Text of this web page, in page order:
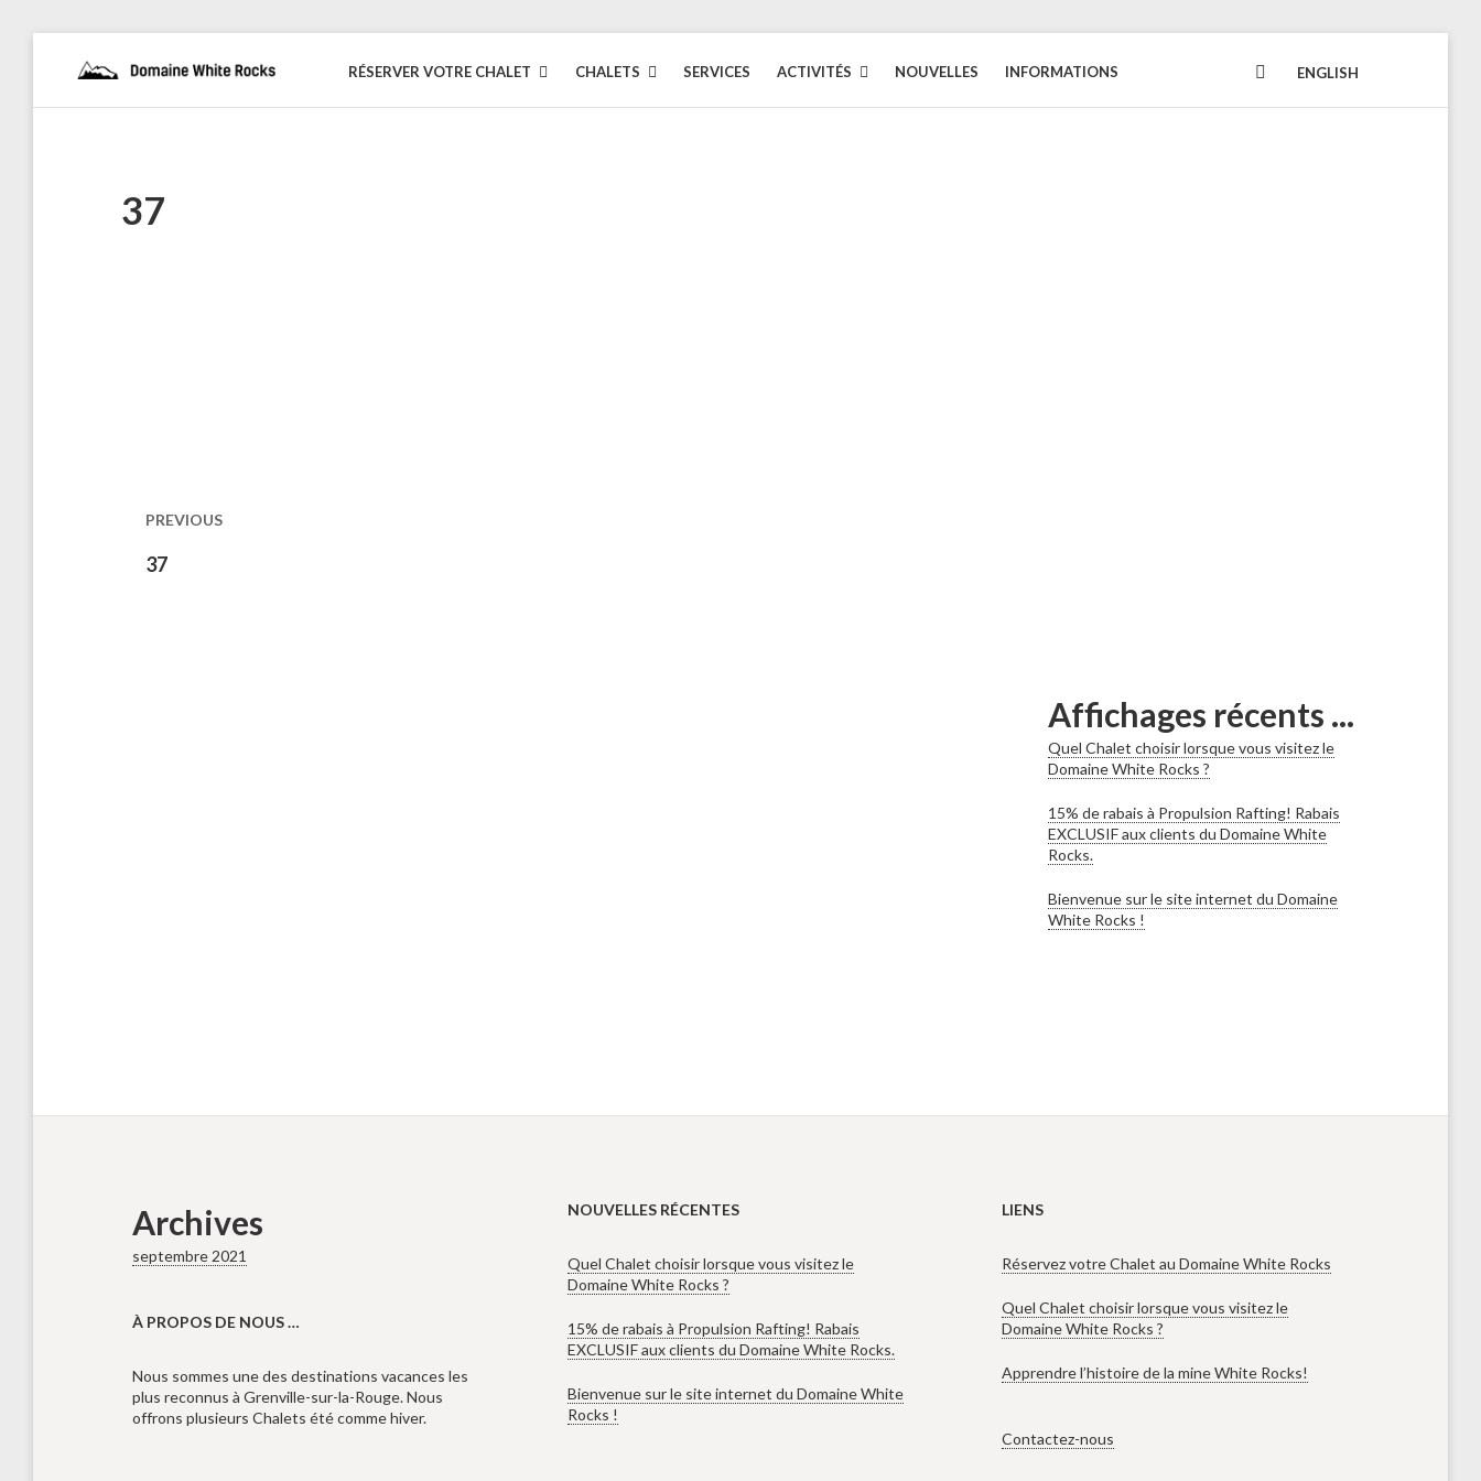
DOMAINE
WHITE
Location
RÉSERVER VOTRE CHALET CHALETS SERVICES ACTIVITÉS NOUVELLES INFORMATIONS FACEBOOK
ENGLISH
37
les
publications
PREVIOUS
Previous
37
Affichages récents ...
Quel Chalet choisir lorsque vous visitez le
Domaine White Rocks ?
15% de rabais à Propulsion Rafting! Rabais
EXCLUSIF aux clients du Domaine White
Rocks.
Bienvenue sur le site internet du Domaine
White Rocks !
Archives
septembre 2021
À PROPOS DE NOUS …
Nous sommes une des destinations vacances les
plus reconnus à Grenville-sur-la-Rouge. Nous
offrons plusieurs Chalets été comme hiver.
NOUVELLES RÉCENTES
Quel Chalet choisir lorsque vous visitez le
Domaine White Rocks ?
15% de rabais à Propulsion Rafting! Rabais
EXCLUSIF aux clients du Domaine White Rocks.
Bienvenue sur le site internet du Domaine White
Rocks !
LIENS
Réservez votre Chalet au Domaine White Rocks
Quel Chalet choisir lorsque vous visitez le
Domaine White Rocks ?
Apprendre l’histoire de la mine White Rocks!
Contactez-nous